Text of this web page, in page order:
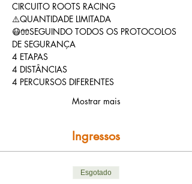
CIRCUITO ROOTS RACING
⚠️QUANTIDADE LIMITADA
😷🧤SEGUINDO TODOS OS PROTOCOLOS
DE SEGURANÇA
4 ETAPAS
4 DISTÂNCIAS
4 PERCURSOS DIFERENTES
Mostrar mais
Ingressos
Esgotado